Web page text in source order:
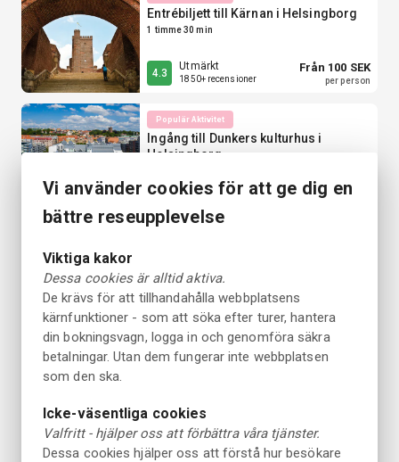
Entrébiljett till Kärnan i Helsingborg
1 timme 30 min
4.3
Utmärkt
1850+ recensioner
Från 100 SEK
per person
Populär Aktivitet
Ingång till Dunkers kulturhus i
Helsingborg
4.3
Utmärkt Från 120 SEK
Estate i Helsingborg
Olika alternativ tillgängliga
4.9
Underbart Från 395 SEK
4.5
Underbart
700+ recensioner
Från 995 SEK
per person
Vi använder cookies för att ge dig en
bättre reseupplevelse
Viktiga kakor
Dessa cookies är alltid aktiva.
De krävs för att tillhandahålla webbplatsens
kärnfunktioner - som att söka efter turer, hantera
din bokningsvagn, logga in och genomföra säkra
betalningar. Utan dem fungerar inte webbplatsen
som den ska.
Icke-väsentliga cookies
Valfritt - hjälper oss att förbättra våra tjänster.
Dessa cookies hjälper oss att förstå hur besökare